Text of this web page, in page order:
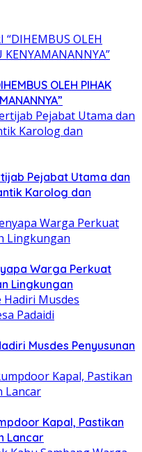
OLEH PIHAK
Pejabat Utama dan
Karolog dan
Warga Perkuat
Lingkungan
Musdes Penyusunan
Kapal, Pastikan
Lancar